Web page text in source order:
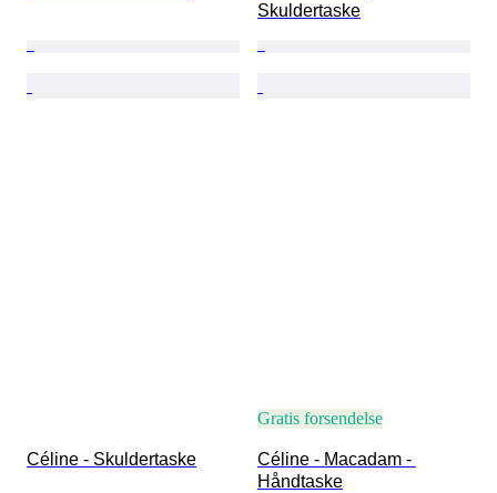
Skuldertaske
Céline - Skuldertaske
Gratis forsendelse
Céline - Macadam -
Håndtaske